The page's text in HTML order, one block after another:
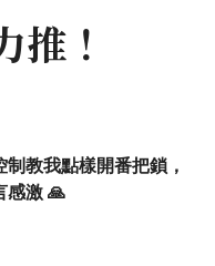
推！
教我點樣開番把鎖，
感激 🙏